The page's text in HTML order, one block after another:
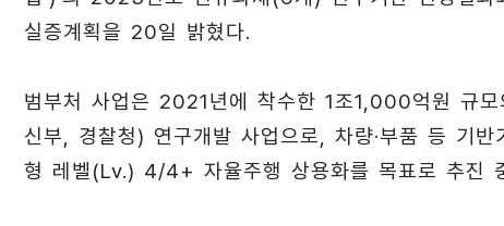
실증계획을 20일 밝혔다.
범부처 사업은 2021년에 착수한 1조1,000억원 규
신부, 경찰청) 연구개발 사업으로, 차량·부품 등 기
형 레벨(Lv.) 4/4+ 자율주행 상용화를 목표로 추진